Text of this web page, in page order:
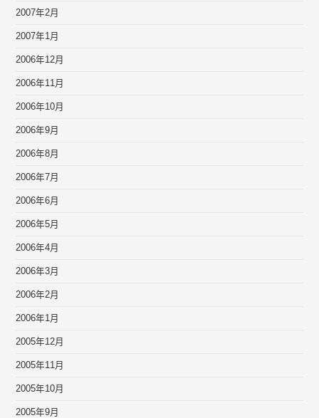
2007年2月
2007年1月
2006年12月
2006年11月
2006年10月
2006年9月
2006年8月
2006年7月
2006年6月
2006年5月
2006年4月
2006年3月
2006年2月
2006年1月
2005年12月
2005年11月
2005年10月
2005年9月